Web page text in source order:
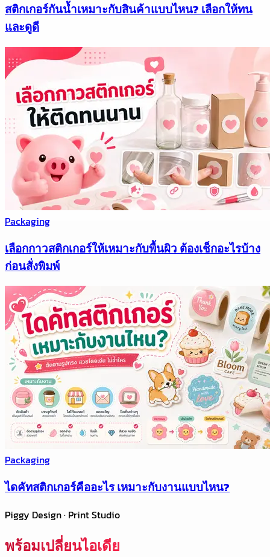
สติกเกอร์กันน้ำเหมาะกับสินค้าแบบไหน? เลือกให้ทน
และดูดี
Packaging
เลือกกาวสติกเกอร์ให้เหมาะกับพื้นผิว ต้องเช็กอะไรบ้าง
ก่อนสั่งพิมพ์
Packaging
ไดคัทสติกเกอร์คืออะไร เหมาะกับงานแบบไหน?
Piggy Design · Print Studio
พร้อมเปลี่ยนไอเดีย